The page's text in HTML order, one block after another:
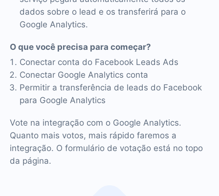
dados sobre o lead e os transferirá para o
Google Analytics.
O que você precisa para começar?
Conectar conta do Facebook Leads Ads
Conectar Google Analytics conta
Permitir a transferência de leads do Facebook
para Google Analytics
Vote na integração com o Google Analytics.
Quanto mais votos, mais rápido faremos a
integração. O formulário de votação está no topo
da página.